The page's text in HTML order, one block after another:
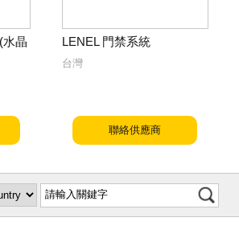
水晶
LENEL 門禁系統
台灣
聯絡供應商